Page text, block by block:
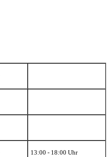
13:00 - 18:00 Uhr